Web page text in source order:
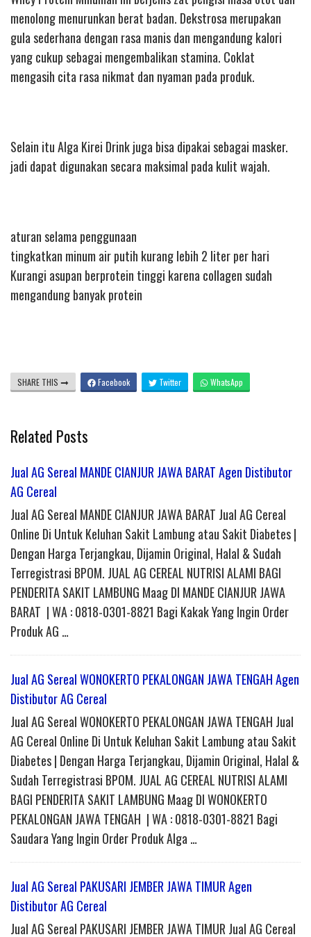
menolong menurunkan berat badan. Dekstrosa merupakan
gula sederhana dengan rasa manis dan mengandung kalori
yang cukup sebagai mengembalikan stamina. Coklat
mengasih cita rasa nikmat dan nyaman pada produk.
Selain itu Alga Kirei Drink juga bisa dipakai sebagai masker.
jadi dapat digunakan secara maksimal pada kulit wajah.
aturan selama penggunaan
tingkatkan minum air putih kurang lebih 2 liter per hari
Kurangi asupan berprotein tinggi karena collagen sudah
mengandung banyak protein
SHARE THIS Facebook Twitter WhatsApp
Related Posts
Jual AG Sereal MANDE CIANJUR JAWA BARAT Agen Distibutor
AG Cereal
Jual AG Sereal MANDE CIANJUR JAWA BARAT Jual AG Cereal
Online Di Untuk Keluhan Sakit Lambung atau Sakit Diabetes |
Dengan Harga Terjangkau, Dijamin Original, Halal & Sudah
Terregistrasi BPOM. JUAL AG CEREAL NUTRISI ALAMI BAGI
PENDERITA SAKIT LAMBUNG Maag DI MANDE CIANJUR JAWA
BARAT | WA : 0818-0301-8821 Bagi Kakak Yang Ingin Order
Produk AG …
Jual AG Sereal WONOKERTO PEKALONGAN JAWA TENGAH Agen
Distibutor AG Cereal
Jual AG Sereal WONOKERTO PEKALONGAN JAWA TENGAH Jual
AG Cereal Online Di Untuk Keluhan Sakit Lambung atau Sakit
Diabetes | Dengan Harga Terjangkau, Dijamin Original, Halal &
Sudah Terregistrasi BPOM. JUAL AG CEREAL NUTRISI ALAMI
BAGI PENDERITA SAKIT LAMBUNG Maag DI WONOKERTO
PEKALONGAN JAWA TENGAH | WA : 0818-0301-8821 Bagi
Saudara Yang Ingin Order Produk Alga …
Jual AG Sereal PAKUSARI JEMBER JAWA TIMUR Agen
Distibutor AG Cereal
Jual AG Sereal PAKUSARI JEMBER JAWA TIMUR Jual AG Cereal